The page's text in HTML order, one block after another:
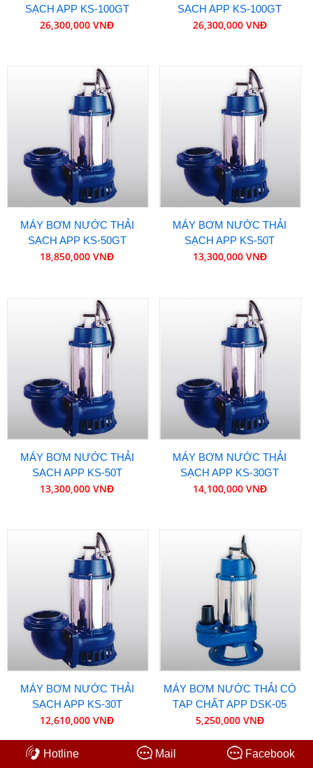
Hotline Mail Facebook
SẠCH APP KS-100GT
26,300,000 VNĐ
SẠCH APP KS-100GT
26,300,000 VNĐ
MÁY BƠM NƯỚC THẢI
SẠCH APP KS-50GT
18,850,000 VNĐ
MÁY BƠM NƯỚC THẢI
SẠCH APP KS-50T
13,300,000 VNĐ
MÁY BƠM NƯỚC THẢI
SẠCH APP KS-50T
13,300,000 VNĐ
MÁY BƠM NƯỚC THẢI
SẠCH APP KS-30GT
14,100,000 VNĐ
MÁY BƠM NƯỚC THẢI
SẠCH APP KS-30T
12,610,000 VNĐ
MÁY BƠM NƯỚC THẢI CÓ
TẠP CHẤT APP DSK-05
5,250,000 VNĐ